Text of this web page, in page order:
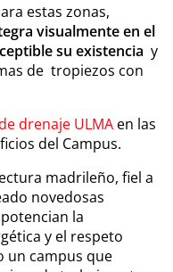
estas zonas,
visualmente en el
su existencia y
de tropiezos con
drenaje ULMA en las
del Campus.
madrileño, fiel a
novedosas
la
y el respeto
un campus que